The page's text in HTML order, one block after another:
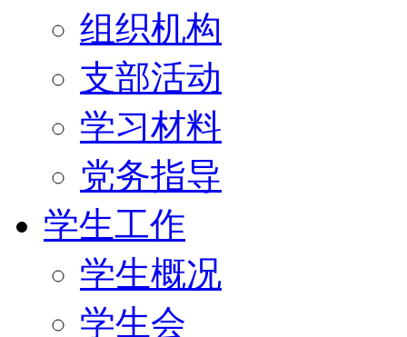
组织机构
支部活动
学习材料
党务指导
学生工作
学生概况
学生会